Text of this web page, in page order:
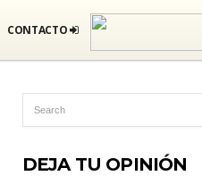
CONTACTO
DEJA TU OPINIÓN